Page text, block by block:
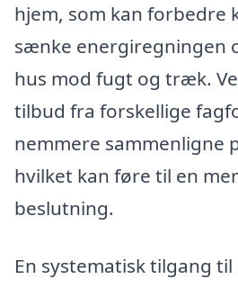
hjem, som kan forbedre
sænke energiregningen
hus mod fugt og træk.
tilbud fra forskellige
nemmere sammenligne
hvilket kan føre til en
beslutning.
En systematisk tilgang